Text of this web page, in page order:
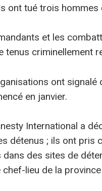
ont tué trois hommes
et les
tenus criminellement
ont
en janvier.
International a
détenus ; ils ont pris
dans des sites de
lieu de la